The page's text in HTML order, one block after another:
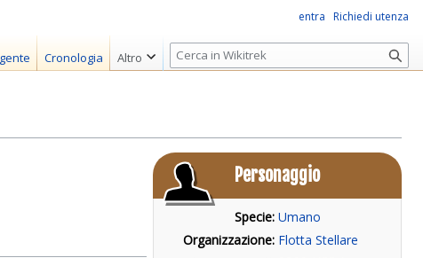
Personaggio
Specie: Umano
Organizzazione: Flotta Stellare
entra Richiedi utenza
Cronologia Altro
R
i
r
c
a